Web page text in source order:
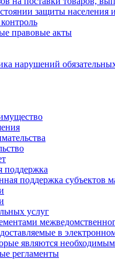
защиты населения
правовые акты
нарушений
поддержка
поддержка субъектов
услуг
в
являются
регламенты